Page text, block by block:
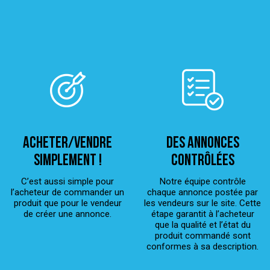
ACHETER/VENDRE
simplement !
C’est aussi simple pour
l’acheteur de commander un
produit que pour le vendeur
de créer une annonce.
Des annonces
contrôlées
Notre équipe contrôle
chaque annonce postée par
les vendeurs sur le site. Cette
étape garantit à l’acheteur
que la qualité et l’état du
produit commandé sont
conformes à sa description.